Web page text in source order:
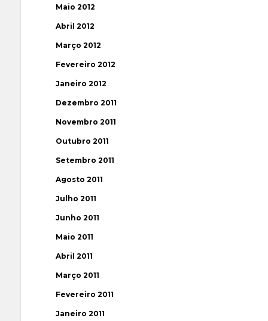
Maio 2012
Abril 2012
Março 2012
Fevereiro 2012
Janeiro 2012
Dezembro 2011
Novembro 2011
Outubro 2011
Setembro 2011
Agosto 2011
Julho 2011
Junho 2011
Maio 2011
Abril 2011
Março 2011
Fevereiro 2011
Janeiro 2011